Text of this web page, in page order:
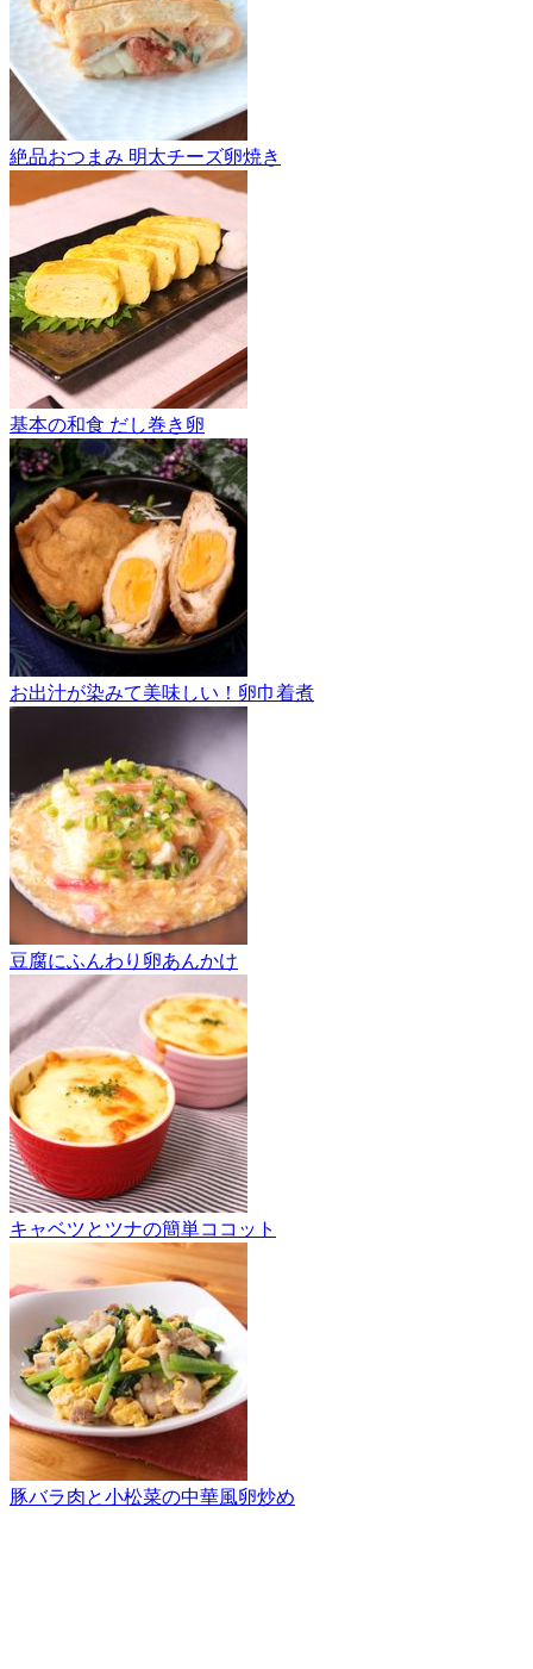
絶品おつまみ 明太チーズ卵焼き
基本の和食 だし巻き卵
お出汁が染みて美味しい！卵巾着煮
豆腐にふんわり卵あんかけ
キャベツとツナの簡単ココット
豚バラ肉と小松菜の中華風卵炒め